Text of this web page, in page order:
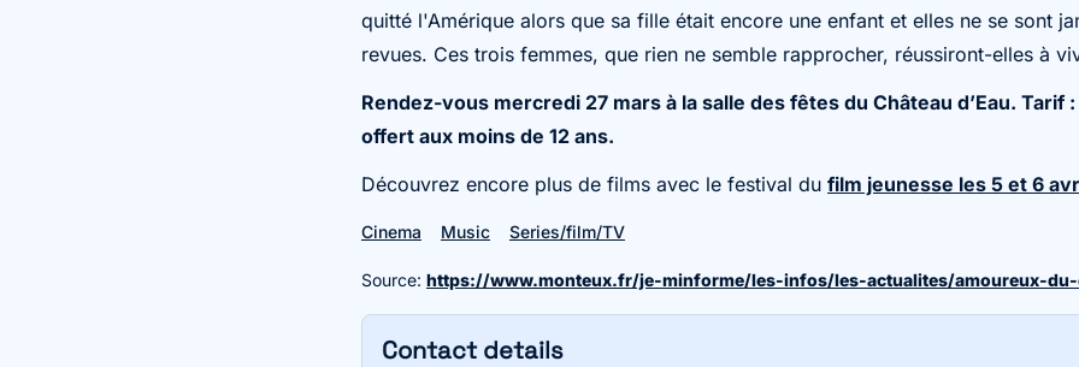
quitté l'Amérique alors que sa fille était encore une enfant et elles ne se sont
revues. Ces trois femmes, que rien ne semble rapprocher, réussiront-elles à
Rendez-vous mercredi 27 mars à la salle des fêtes du Château d’Eau. Tarif
offert aux moins de 12 ans.
Découvrez encore plus de films avec le festival du film jeunesse les 5 et 6
Cinema Music Series/film/TV
Source: https://www.monteux.fr/je-minforme/les-infos/les-actualites/amoureux-
Contact details